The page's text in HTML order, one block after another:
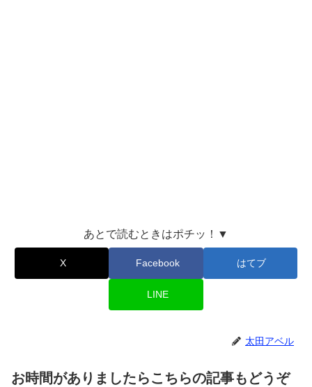
あとで読むときはポチッ！▼
X Facebook はてブ
LINE
太田アベル
お時間がありましたらこちらの記事もどうぞ